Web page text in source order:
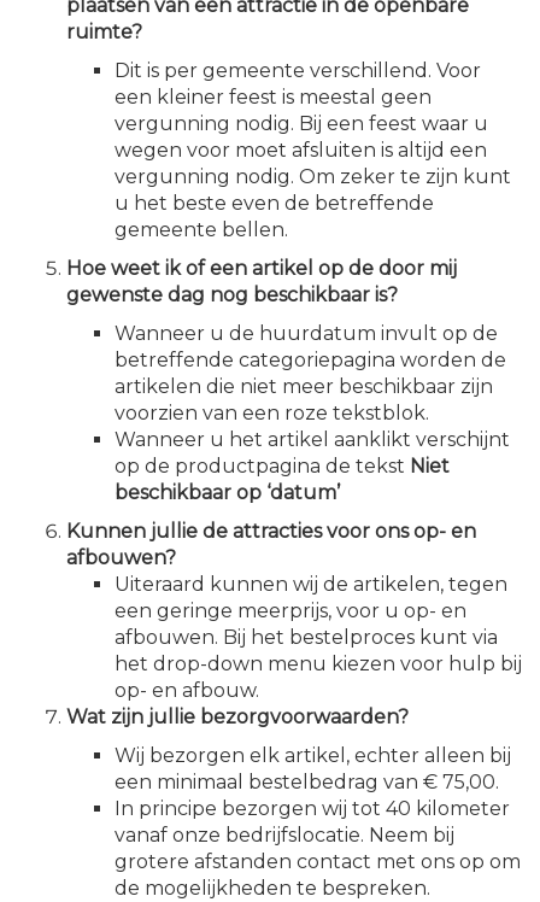
plaatsen van een attractie in de openbare
ruimte?
Dit is per gemeente verschillend. Voor
een kleiner feest is meestal geen
vergunning nodig. Bij een feest waar u
wegen voor moet afsluiten is altijd een
vergunning nodig. Om zeker te zijn kunt
u het beste even de betreffende
gemeente bellen.
Hoe weet ik of een artikel op de door mij
gewenste dag nog beschikbaar is?
Wanneer u de huurdatum invult op de
betreffende categoriepagina worden de
artikelen die niet meer beschikbaar zijn
voorzien van een roze tekstblok.
Wanneer u het artikel aanklikt verschijnt
op de productpagina de tekst Niet
beschikbaar op ‘datum’
Kunnen jullie de attracties voor ons op- en
afbouwen?
Uiteraard kunnen wij de artikelen, tegen
een geringe meerprijs, voor u op- en
afbouwen. Bij het bestelproces kunt via
het drop-down menu kiezen voor hulp bij
op- en afbouw.
Wat zijn jullie bezorgvoorwaarden?
Wij bezorgen elk artikel, echter alleen bij
een minimaal bestelbedrag van € 75,00.
In principe bezorgen wij tot 40 kilometer
vanaf onze bedrijfslocatie. Neem bij
grotere afstanden contact met ons op om
de mogelijkheden te bespreken.